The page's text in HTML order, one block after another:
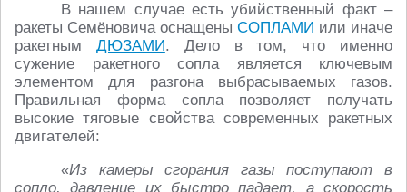
В нашем случае есть убийственный факт –
ракеты Семёновича оснащены СОПЛАМИ или иначе
ракетным ДЮЗАМИ. Дело в том, что именно
сужение ракетного сопла является ключевым
элементом для разгона выбрасываемых газов.
Правильная форма сопла позволяет получать
высокие тяговые свойства современных ракетных
двигателей:
«Из камеры сгорания газы поступают в
сопло, давление их быстро падает, а скорость